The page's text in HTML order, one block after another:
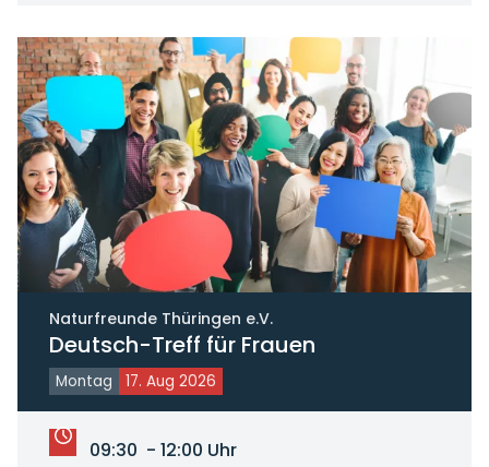
Naturfreunde Thüringen e.V.
Deutsch-Treff für Frauen
Montag 17. Aug 2026
09:30 - 12:00 Uhr